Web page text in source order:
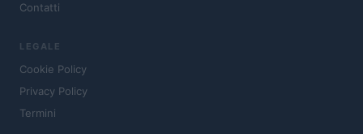
Contatti
LEGALE
Cookie Policy
Privacy Policy
Termini